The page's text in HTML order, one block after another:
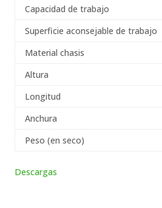
Capacidad de trabajo
Superficie aconsejable de trabajo
Material chasis
Altura
Longitud
Anchura
Peso (en seco)
Descargas